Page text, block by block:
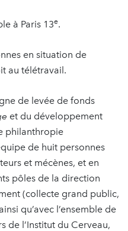
à Paris 13e.
en situation de
au télétravail.
de levée de fonds
et du développement
philanthropie
de huit personnes
et mécènes, et en
pôles de la direction
(collecte grand public,
qu’avec l’ensemble de
de l’Institut du Cerveau,